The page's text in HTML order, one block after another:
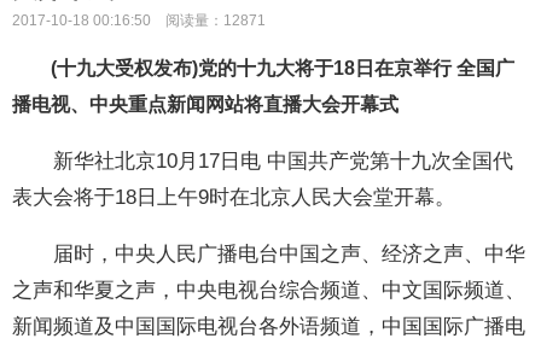
2017-10-18 00:16:50 阅读量：12871
(十九大受权发布)党的十九大将于18日在京举行 全国广
播电视、中央重点新闻网站将直播大会开幕式
新华社北京10月17日电 中国共产党第十九次全国代
表大会将于18日上午9时在北京人民大会堂开幕。
届时，中央人民广播电台中国之声、经济之声、中华
之声和华夏之声，中央电视台综合频道、中文国际频道、
新闻频道及中国国际电视台各外语频道，中国国际广播电